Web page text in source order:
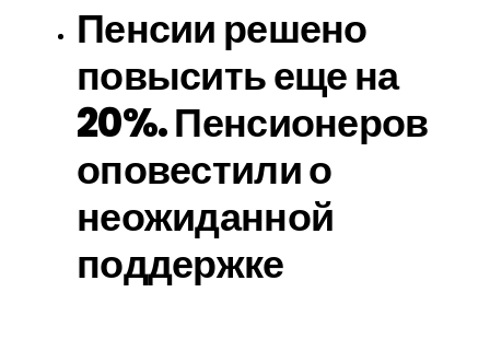
Пенсии решено
повысить еще на
20%. Пенсионеров
оповестили о
неожиданной
поддержке